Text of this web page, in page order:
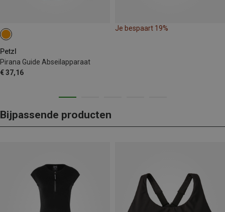
Petzl
Pirana Guide Abseilapparaat
€ 37,16
Je bespaart 19%
Bijpassende producten